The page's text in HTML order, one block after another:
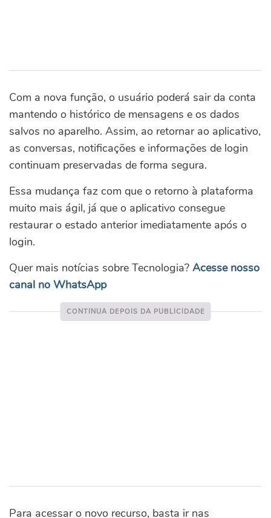
Com a nova função, o usuário poderá sair da conta
mantendo o histórico de mensagens e os dados
salvos no aparelho. Assim, ao retornar ao aplicativo,
as conversas, notificações e informações de login
continuam preservadas de forma segura.
Essa mudança faz com que o retorno à plataforma
muito mais ágil, já que o aplicativo consegue
restaurar o estado anterior imediatamente após o
login.
Quer mais notícias sobre Tecnologia? Acesse nosso
canal no WhatsApp
Para acessar o novo recurso, basta ir nas